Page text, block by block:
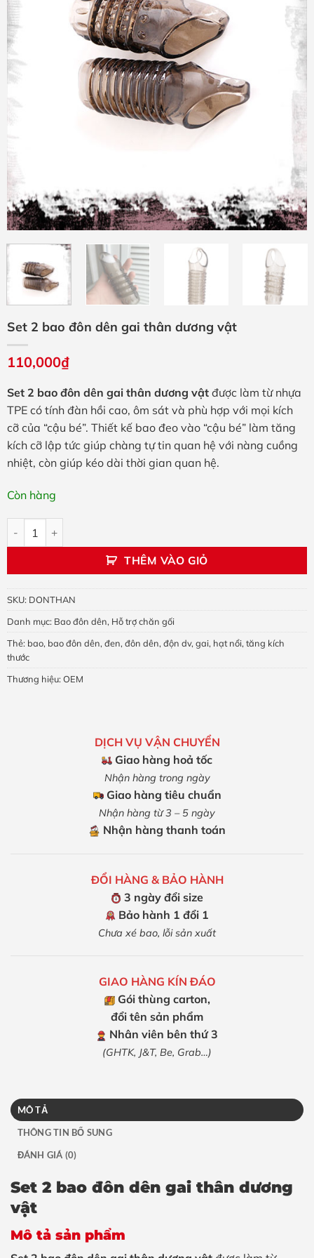
Set 2 bao đôn dên gai thân dương vật
110,000₫
Set 2 bao đôn dên gai thân dương vậtđược làm từ nhựa
TPE có tính đàn hồi cao, ôm sát và phù hợp với mọi kích
cỡ của “cậu bé”. Thiết kế bao đeo vào “cậu bé” làm tăng
kích cỡ lập tức giúp chàng tự tin quan hệ với nàng cuồng
nhiệt, còn giúp kéo dài thời gian quan hệ.
Còn hàng
THÊM VÀO GIỎ
SKU: DONTHAN
Danh mục: Bao đôn dên, Hỗ trợ chăn gối
Thẻ: bao, bao đôn dên, đen, đôn dên, độn dv, gai, hạt nổi, tăng kích
thước
Thương hiệu: OEM
DỊCH VỤ VẬN CHUYỂN
Giao hàng hoả tốc
Nhận hàng trong ngày
Giao hàng tiêu chuẩn
Nhận hàng từ 3 – 5 ngày
Nhận hàng thanh toán
ĐỔI HÀNG & BẢO HÀNH
3 ngày đổi size
Bảo hành 1 đổi 1
Chưa xé bao, lỗi sản xuất
GIAO HÀNG KÍN ĐÁO
Gói thùng carton,
đổi tên sản phẩm
Nhân viên bên thứ 3
(GHTK, J&T, Be, Grab…)
MÔ TẢ
THÔNG TIN BỔ SUNG
ĐÁNH GIÁ (0)
Set 2 bao đôn dên gai thân dương
vật
Mô tả sản phẩm